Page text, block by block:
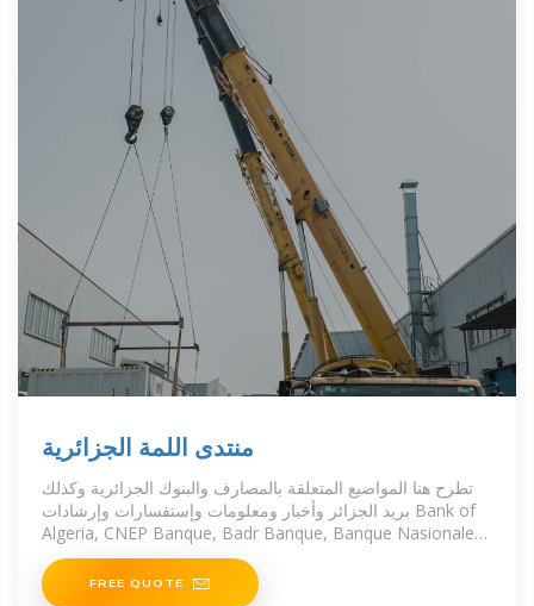
منتدى اللمة الجزائرية
تطرح هنا المواضيع المتعلقة بالمصارف والبنوك الجزائرية وكذلك
بريد الجزائر وأخبار ومعلومات وإستفسارات وإرشادات Bank of
Algeria, CNEP Banque, Badr Banque, Banque Nasionale
d''Algerie, Banque
FREE QUOTE